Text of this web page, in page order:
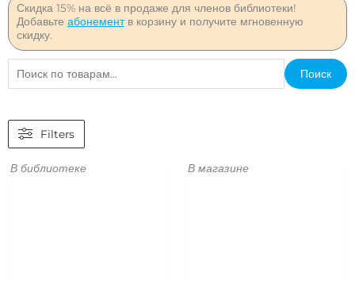
Скидка 15% на всё в продаже для членов библиотеки!
Добавьте абонементв корзину и получите мгновенную
скидку.
Искать: Поиск
Filters
В библиотеке В магазине